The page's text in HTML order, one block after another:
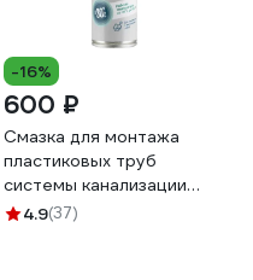
-16%
600 ₽
Смазка для монтажа
пластиковых труб
системы канализации
ВМПАВТО PASTUM
4.9(37)